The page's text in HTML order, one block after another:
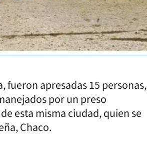
fueron apresadas 15 personas,
por un preso
esta misma ciudad, quien se
Chaco.